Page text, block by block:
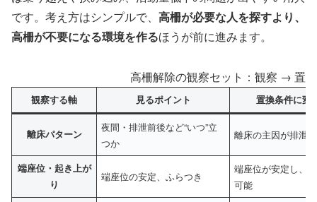
です。考え方はシンプルで、 高柵が必要な人を探すより、
高柵が不要になる環境を作るほうが前に進みます。
高柵解除の観察セット：観察 → 置
観察する軸 見るポイント 置換条件に変
離床パターン
夜間・排泄前後など“いつ”立
つか
離床の主因が排泄
端座位・起き上が
り
端座位の安定、ふらつき
端座位が安定し、
可能